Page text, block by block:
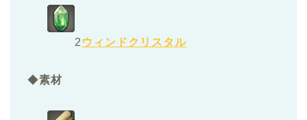
2 ウィンドクリスタル
◆素材